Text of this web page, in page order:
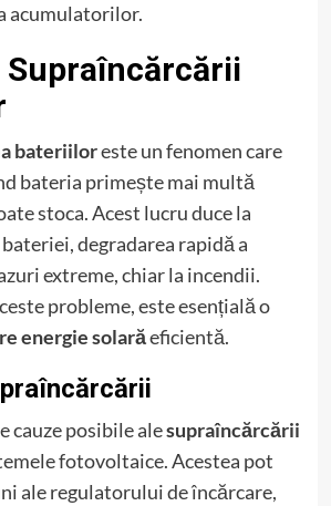
acumulatorilor.
bateriiloreste un fenomen care
bateria primește mai multă
stoca. Acest lucru duce la
degradarea rapidă a
extreme, chiar la incendii.
probleme, este esențială o
energie solarăeficientă.
cauze posibile alesupraîncărcării
fotovoltaice. Acestea pot
ale regulatorului de încărcare,